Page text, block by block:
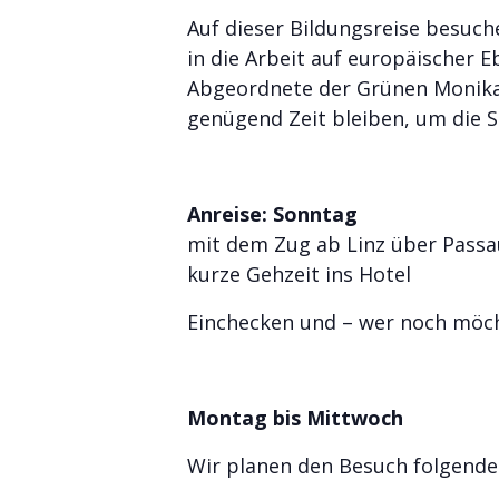
Auf dieser Bildungsreise
in die Arbeit auf europäischer
Abgeordnete der Grünen
genügend Zeit bleiben, um die
Anreise: Sonntag
mit dem Zug ab Linz über
kurze Gehzeit ins Hotel
Einchecken und – wer noch
Montag bis Mittwoch
Wir planen den Besuch